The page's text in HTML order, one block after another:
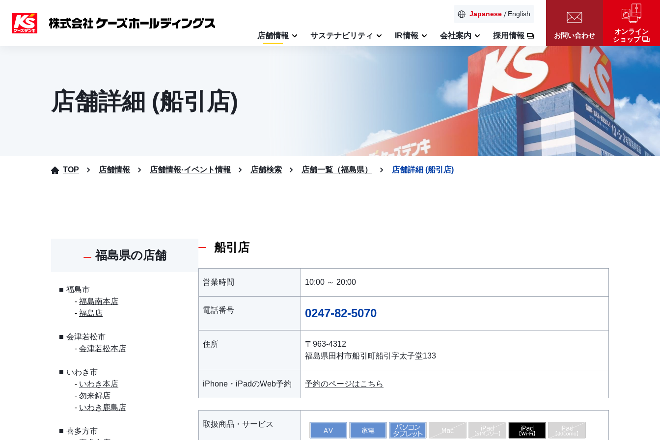
店舗情報 サステナビリティ IR情報 会社案内 採用情報 お問い合わせ
オンライン
ショップ
Japanese English
店舗詳細 (船引店)
TOP 店舗情報 店舗情報·イベント情報 店舗検索 店舗一覧（福島県） 店舗詳細 (船引店)
福島県の店舗
福島市
福島南本店
福島店
会津若松市
会津若松本店
いわき市
いわき本店
勿来錦店
いわき鹿島店
喜多方市
船引店
営業時間 10:00 ～ 20:00
電話番号 0247-82-5070
住所
〒963-4312
福島県田村市船引町船引字太子堂133
iPhone・iPadのWeb予約 予約のページはこちら
取扱商品・サービス